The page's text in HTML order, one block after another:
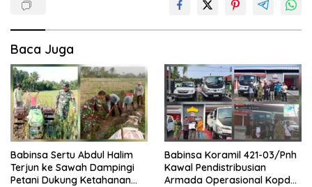
Baca Juga
Babinsa Sertu Abdul Halim
Terjun ke Sawah Dampingi
Petani Dukung Ketahanan
Babinsa Koramil 421-03/Pnh
Kawal Pendistribusian
Armada Operasional Kopdes